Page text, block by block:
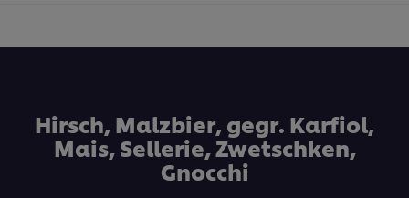
Hirsch, Malzbier, gegr. Karfiol,
Mais, Sellerie, Zwetschken,
Gnocchi